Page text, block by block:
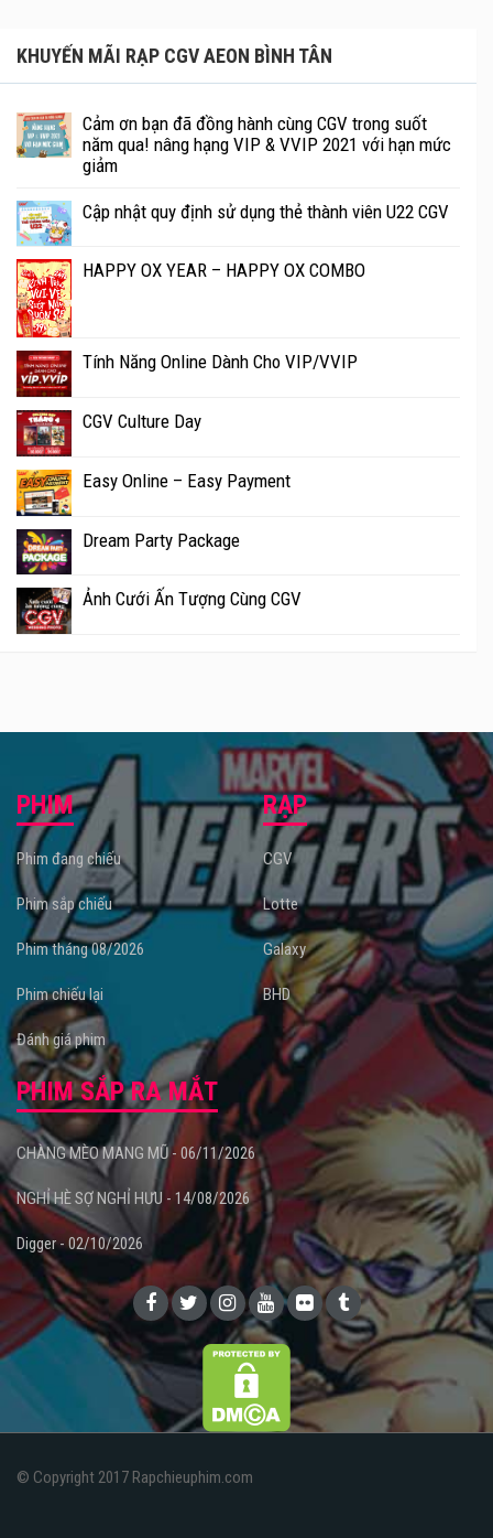
KHUYẾN MÃI RẠP CGV AEON BÌNH TÂN
Cảm ơn bạn đã đồng hành cùng CGV trong suốt
năm qua! nâng hạng VIP & VVIP 2021 với hạn mức
giảm
Cập nhật quy định sử dụng thẻ thành viên U22 CGV
HAPPY OX YEAR – HAPPY OX COMBO
Tính Năng Online Dành Cho VIP/VVIP
CGV Culture Day
Easy Online – Easy Payment
Dream Party Package
Ảnh Cưới Ấn Tượng Cùng CGV
PHIM
Phim đang chiếu
Phim sắp chiếu
Phim tháng 08/2026
Phim chiếu lại
Đánh giá phim
RẠP
CGV
Lotte
Galaxy
BHD
PHIM SẮP RA MẮT
CHÀNG MÈO MANG MŨ - 06/11/2026
NGHỈ HÈ SỢ NGHỈ HƯU - 14/08/2026
Digger - 02/10/2026
© Copyright 2017 Rapchieuphim.com